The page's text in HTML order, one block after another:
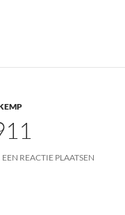
EEN REACTIE PLAATSEN